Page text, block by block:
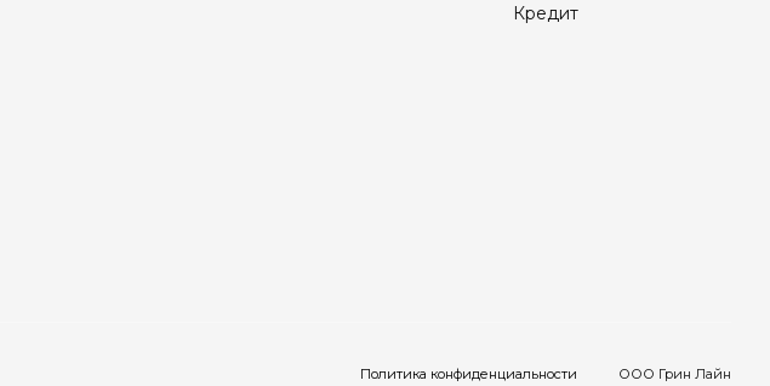
Кредит
ООО Грин Лайн
Политика конфиденциальности